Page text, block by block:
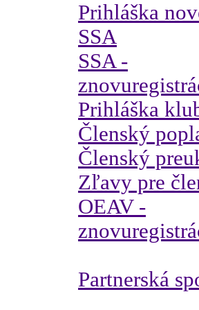
Prihláška
SSA
SSA -
Prihláška
Členský
Členský
Zľavy pre
OEAV -
Partnerská